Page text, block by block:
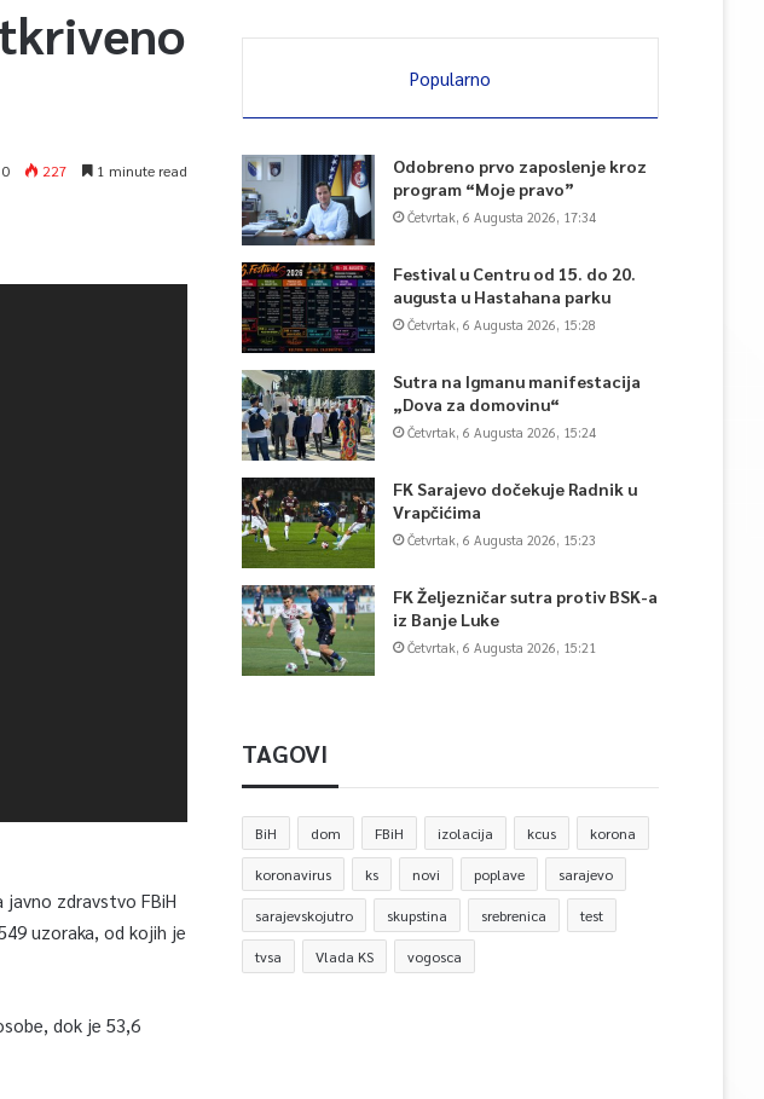
0 227 1 minute read
zdravstvo FBiH
uzoraka, od kojih je
dok je 53,6
Popularno
Odobreno prvo zaposlenje kroz
program “Moje pravo”
Četvrtak, 6 Augusta 2026, 17:34
Festival u Centru od 15. do 20.
augusta u Hastahana parku
Četvrtak, 6 Augusta 2026, 15:28
Sutra na Igmanu manifestacija
„Dova za domovinu“
Četvrtak, 6 Augusta 2026, 15:24
FK Sarajevo dočekuje Radnik u
Vrapčićima
Četvrtak, 6 Augusta 2026, 15:23
FK Željezničar sutra protiv BSK-a
iz Banje Luke
Četvrtak, 6 Augusta 2026, 15:21
TAGOVI
BiH dom FBiH izolacija kcus korona
koronavirus ks novi poplave sarajevo
sarajevskojutro skupstina srebrenica test
tvsa Vlada KS vogosca